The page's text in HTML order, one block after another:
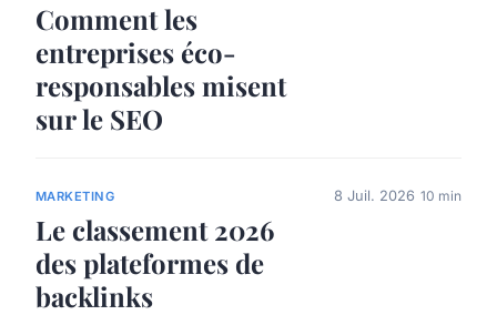
Comment les
entreprises éco-
responsables misent
sur le SEO
MARKETING
Le classement 2026
des plateformes de
backlinks
8 Juil. 2026 10 min